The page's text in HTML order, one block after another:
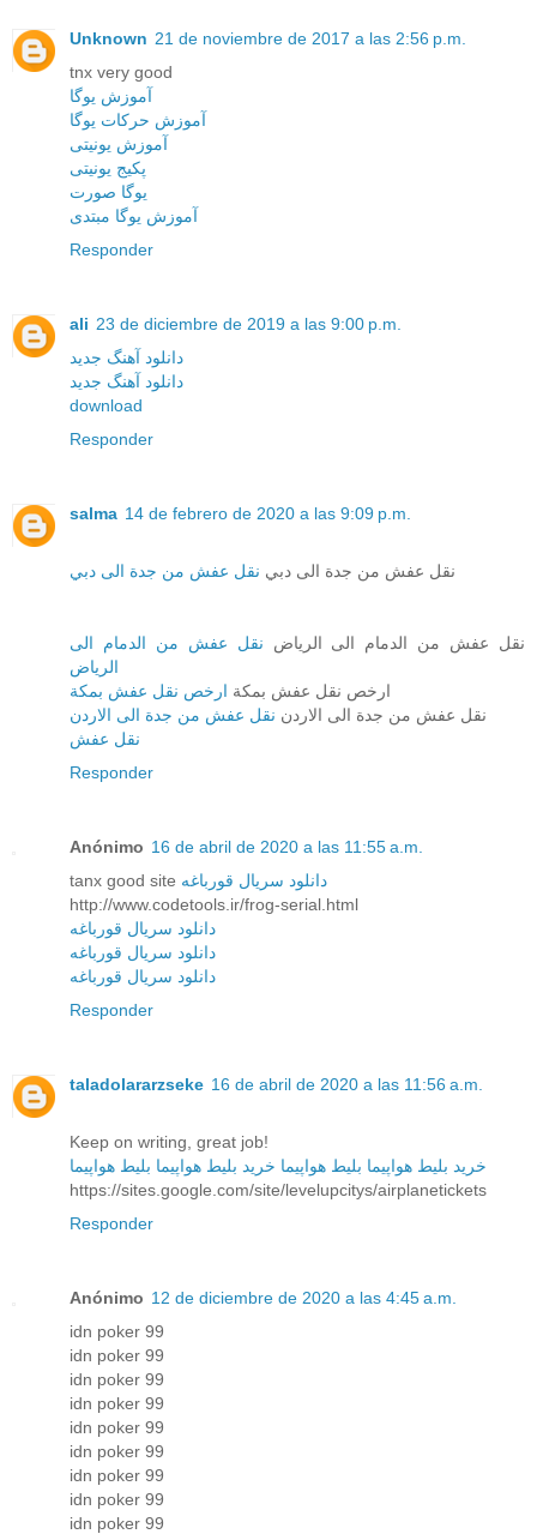
Unknown 21 de noviembre de 2017 a las 2:56 p.m.
tnx very good
آموزش یوگا
آموزش حرکات یوگا
آموزش یونیتی
پکیج یونیتی
یوگا صورت
آموزش یوگا مبتدی
Responder
ali 23 de diciembre de 2019 a las 9:00 p.m.
دانلود آهنگ جدید
دانلود آهنگ جدید
download
Responder
salma 14 de febrero de 2020 a las 9:09 p.m.
نقل عفش من جدة الى دبي نقل عفش من جدة الى دبي
نقل عفش من الدمام الى الرياض نقل عفش من الدمام الى
الرياض
ارخص نقل عفش بمكة ارخص نقل عفش بمكة
نقل عفش من جدة الى الاردن نقل عفش من جدة الى الاردن
نقل عفش
Responder
Anónimo 16 de abril de 2020 a las 11:55 a.m.
tanx good site دانلود سریال قورباغه
http://www.codetools.ir/frog-serial.html
دانلود سریال قورباغه
دانلود سریال قورباغه
دانلود سریال قورباغه
Responder
taladolararzseke 16 de abril de 2020 a las 11:56 a.m.
Keep on writing, great job!
خرید بلیط هواپیما بلیط هواپیما خرید بلیط هواپیما بلیط هواپیما
https://sites.google.com/site/levelupcitys/airplanetickets
Responder
Anónimo 12 de diciembre de 2020 a las 4:45 a.m.
idn poker 99
idn poker 99
idn poker 99
idn poker 99
idn poker 99
idn poker 99
idn poker 99
idn poker 99
idn poker 99